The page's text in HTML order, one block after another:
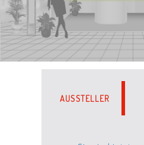
AUSSTELLER